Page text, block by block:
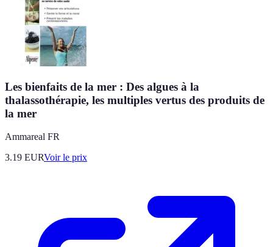
Les bienfaits de la mer : Des algues à la
thalassothérapie, les multiples vertus des produits de
la mer
Ammareal FR
3.19 EURVoir le prix